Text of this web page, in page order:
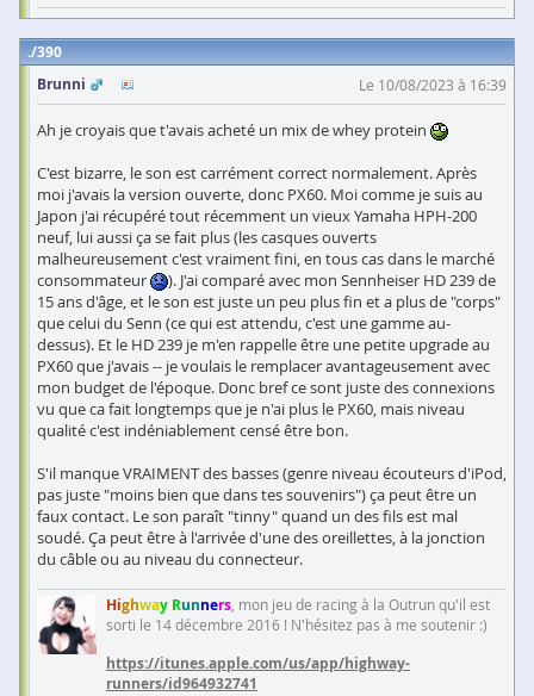
390
Brunni
Le 10/08/2023 à 16:39
Ah je croyais que t'avais acheté un mix de whey protein
C'est bizarre, le son est carrément correct normalement. Après
moi j'avais la version ouverte, donc PX60. Moi comme je suis au
Japon j'ai récupéré tout récemment un vieux Yamaha HPH-200
neuf, lui aussi ça se fait plus (les casques ouverts
malheureusement c'est vraiment fini, en tous cas dans le marché
consommateur
). J'ai comparé avec mon Sennheiser HD 239 de
15 ans d'âge, et le son est juste un peu plus fin et a plus de "corps"
que celui du Senn (ce qui est attendu, c'est une gamme au-
dessus). Et le HD 239 je m'en rappelle être une petite upgrade au
PX60 que j'avais -- je voulais le remplacer avantageusement avec
mon budget de l'époque. Donc bref ce sont juste des connexions
vu que ca fait longtemps que je n'ai plus le PX60, mais niveau
qualité c'est indéniablement censé être bon.
S'il manque VRAIMENT des basses (genre niveau écouteurs d'iPod,
pas juste "moins bien que dans tes souvenirs") ça peut être un
faux contact. Le son paraît "tinny" quand un des fils est mal
soudé. Ça peut être à l'arrivée d'une des oreillettes, à la jonction
du câble ou au niveau du connecteur.
Highway Runners , mon jeu de racing à la Outrun qu'il est
sorti le 14 décembre 2016 ! N'hésitez pas à me soutenir :)
https://itunes.apple.com/us/app/highway-
runners/id964932741